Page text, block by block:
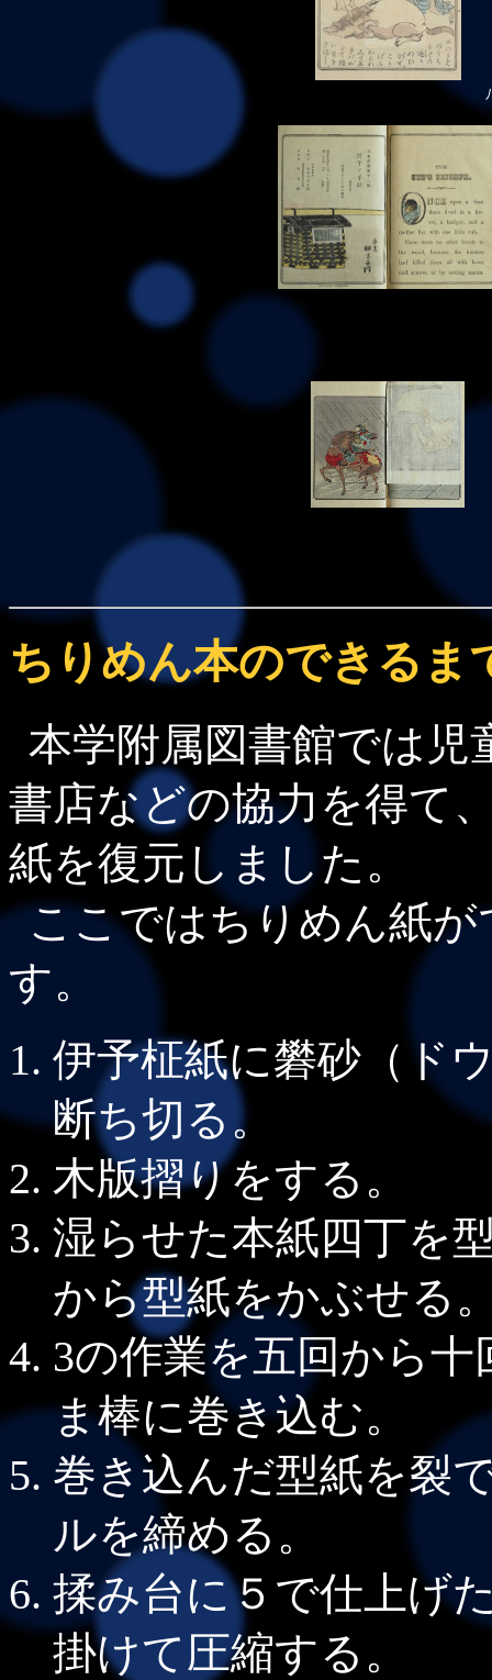
ちりめん本のできるま
本学附属図書館では児
書店などの協力を得て
紙を復元しました。
ここではちりめん紙
す。
伊予柾紙に礬砂（ド
断ち切る。
木版摺りをする。
湿らせた本紙四丁を
から型紙をかぶせる
3の作業を五回から
ま棒に巻き込む。
巻き込んだ型紙を裂
ルを締める。
揉み台に５で仕上げ
掛けて圧縮する。